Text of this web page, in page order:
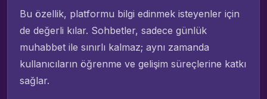
Bu özellik, platformu bilgi edinmek isteyenler için
de değerli kılar. Sohbetler, sadece günlük
muhabbet ile sınırlı kalmaz; aynı zamanda
kullanıcıların öğrenme ve gelişim süreçlerine katkı
sağlar.